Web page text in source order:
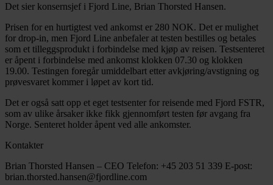
Det sier konsernsjef i Fjord Line, Brian Thorsted Hansen.
Prisen for en hurtigtest ved ankomst er 280 NOK. Det er mulighet
for drop-in, men Fjord Line anbefaler at testen bestilles og betales
som et tilleggsprodukt i forbindelse med kjøp av reisen. Testsenteret
er åpent i forbindelse med ankomst klokken 07.30 og klokken
19.00. Testingen foregår umiddelbart etter avkjøring/avstigning og
prøvesvaret kommer i løpet av kort tid.
Det er også satt opp et eget testsenter for reisende med Fjord FSTR,
som av ulike årsaker ikke fikk gjennomført testen før avgang fra
Norge. Senteret holder åpent ved alle ankomster.
Kontakter
Brian Thorsted Hansen – CEO Telefon: +45 203 51 339 E-post:
brian.thorsted.hansen@fjordline.com